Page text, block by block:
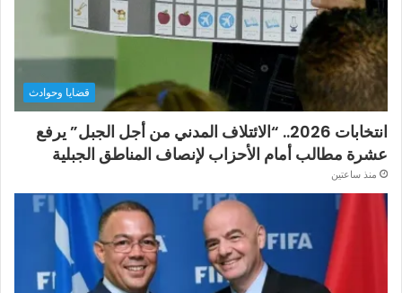
قضايا وحوادث
انتخابات 2026.. “الائتلاف المدني من أجل الجبل” يرفع
عشرة مطالب أمام الأحزاب لإنصاف المناطق الجبلية
منذ ساعتين